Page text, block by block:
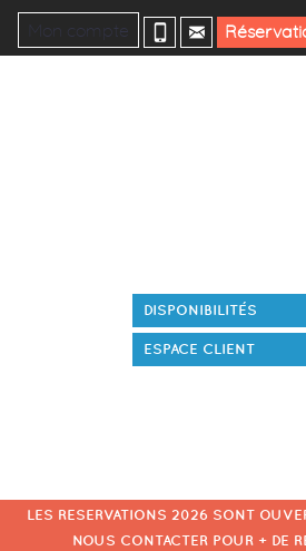
Mon compte
LES RESERVATIONS 2026 SONT
NOUS CONTACTER POUR + DE
ESPACE CLIENT